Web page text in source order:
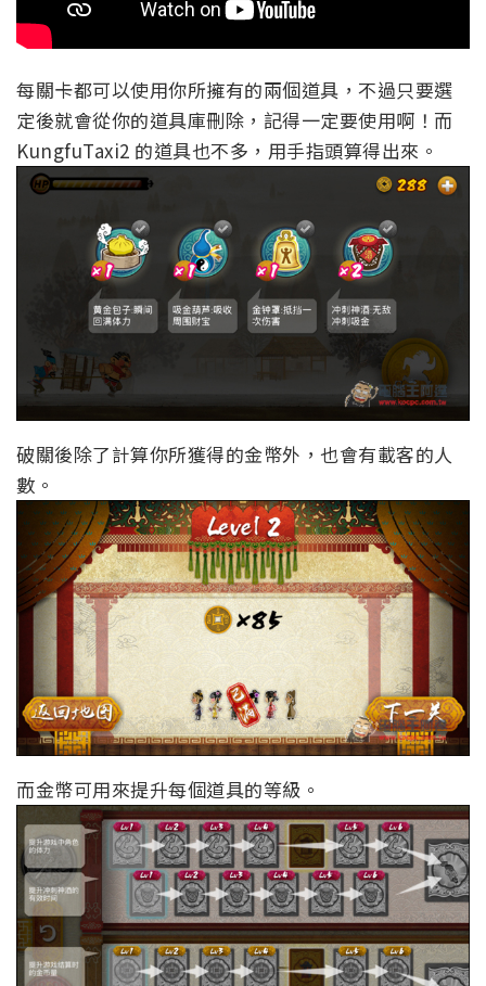
每關卡都可以使用你所擁有的兩個道具，不過只要選
定後就會從你的道具庫刪除，記得一定要使用啊！而
KungfuTaxi2 的道具也不多，用手指頭算得出來。
破關後除了計算你所獲得的金幣外，也會有載客的人
數。
而金幣可用來提升每個道具的等級。